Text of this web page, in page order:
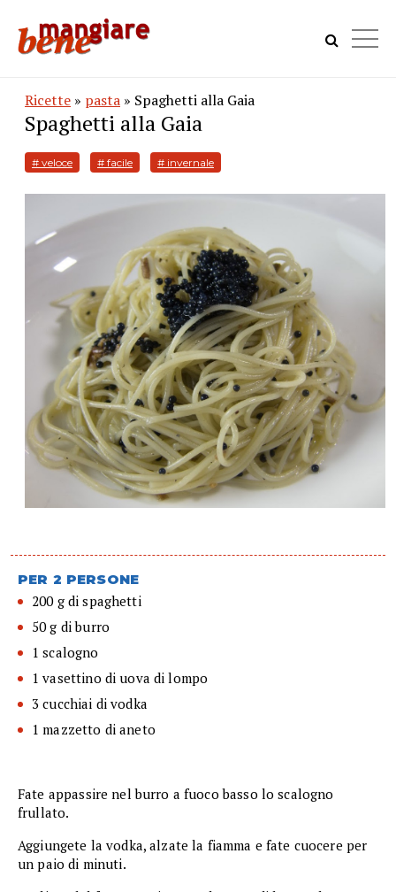
Ricette » pasta » Spaghetti alla Gaia
Spaghetti alla Gaia
# veloce # facile # invernale
PER 2 PERSONE
200 g di spaghetti
50 g di burro
1 scalogno
1 vasettino di uova di lompo
3 cucchiai di vodka
1 mazzetto di aneto
Fate appassire nel burro a fuoco basso lo scalogno
frullato.
Aggiungete la vodka, alzate la fiamma e fate cuocere per
un paio di minuti.